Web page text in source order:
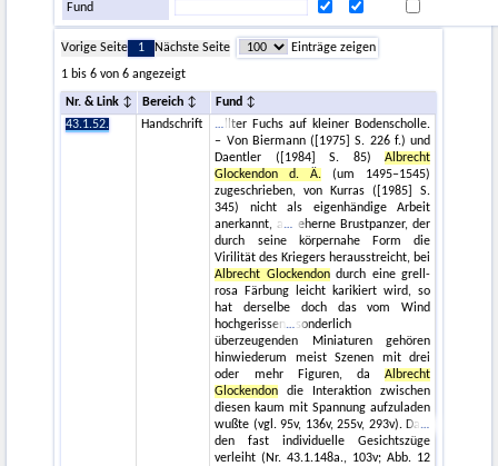
Fund
Vorige Seite 1 Nächste Seite
Einträge zeigen
1 bis 6 von 6 angezeigt
Nr. & Link Bereich
Fund
43.1.52.
Handschrift
llter Fuchs auf kleiner Bodenscholle.
– Von Biermann ([1975] S. 226 f.) und
Daentler ([1984] S. 85)Albrecht
Glockendon d. Ä. (um 1495–1545)
zugeschrieben, von Kurras ([1985] S.
345) nicht als eigenhändige Arbeit
anerkannt, a
eherne Brustpanzer, der
durch seine körpernahe Form die
Virilität des Kriegers herausstreicht, bei
Albrecht Glockendondurch eine grell-
rosa Färbung leicht karikiert wird, so
hat derselbe doch das vom Wind
hochgerissen
sonderlich
überzeugenden Miniaturen gehören
hinwiederum meist Szenen mit drei
oder mehr Figuren, daAlbrecht
Glockendon die Interaktion zwischen
diesen kaum mit Spannung aufzuladen
wußte (vgl. 95v, 136v, 255v, 293v). Da
den fast individuelle Gesichtszüge
verleiht (Nr. 43.1.148a., 103v; Abb. 12